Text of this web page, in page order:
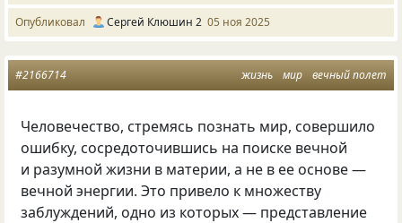
Опубликовал Сергей Клюшин 2 05 ноя 2025
жизнь мир вечный полет
#2166714
Человечество, стремясь познать мир, совершило
ошибку, сосредоточившись на поиске вечной
и разумной жизни в материи, а не в ее основе —
вечной энергии. Это привело к множеству
заблуждений, одно из которых — представление